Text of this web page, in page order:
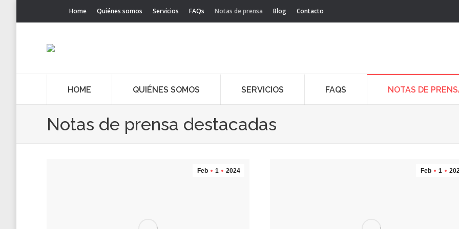
Home Quiénes somos Servicios FAQs Notas de prensa Blog Contacto
HOME QUIÉNES SOMOS SERVICIOS FAQS NOTAS DE
Notas de prensa destacadas
Feb 1 2024 Feb 1